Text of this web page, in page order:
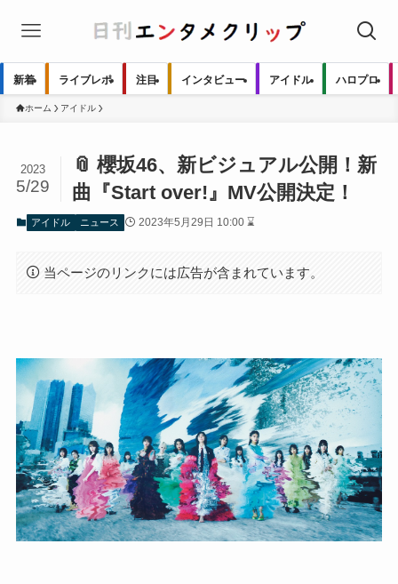
新着 ライブレポ 注目 インタビュー アイドル ハロプロ
ホーム アイドル
📎 櫻坂46、新ビジュアル公開！新
曲『Start over!』MV公開決定！
2023
5/29
アイドル ニュース 2023年5月29日 10:00 ⌛
当ページのリンクには広告が含まれています。